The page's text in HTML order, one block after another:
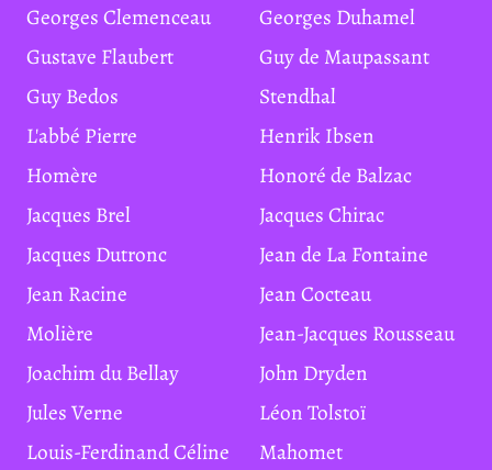
Georges Clemenceau
Georges Duhamel
Gustave Flaubert
Guy de Maupassant
Guy Bedos
Stendhal
L'abbé Pierre
Henrik Ibsen
Homère
Honoré de Balzac
Jacques Brel
Jacques Chirac
Jacques Dutronc
Jean de La Fontaine
Jean Racine
Jean Cocteau
Molière
Jean-Jacques Rousseau
Joachim du Bellay
John Dryden
Jules Verne
Léon Tolstoï
Louis-Ferdinand Céline
Mahomet